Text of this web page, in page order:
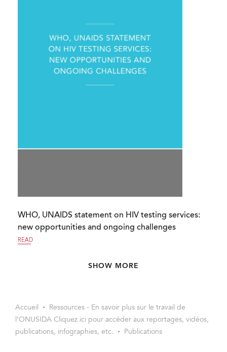
WHO, UNAIDS statement on HIV testing services:
new opportunities and ongoing challenges
READ
SHOW MORE
Accueil
Ressources - En savoir plus sur le travail de
l’ONUSIDA Cliquez ici pour accéder aux reportages, vidéos,
publications, infographies, etc.
Publications